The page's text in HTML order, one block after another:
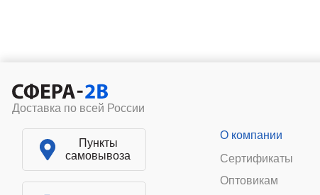
Доставка по всей России
Пункты
самовывоза
О компании
Сертификаты
Оптовикам